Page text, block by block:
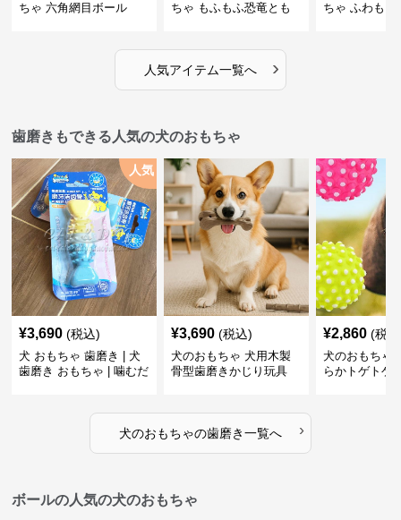
ちゃ 六角網目ボール
ちゃ もふもふ恐竜とも
ちゃ ふわもこ
人気アイテム一覧へ ›
歯磨きもできる人気の犬のおもちゃ
人気
¥3,690 (税込)
犬 おもちゃ 歯磨き | 犬
歯磨き おもちゃ | 噛むだ
¥3,690 (税込)
犬のおもちゃ 犬用木製
骨型歯磨きかじり玩具
¥2,860 (税
犬のおもちゃ
らかトゲトゲ
犬のおもちゃの歯磨き一覧へ ›
ボールの人気の犬のおもちゃ